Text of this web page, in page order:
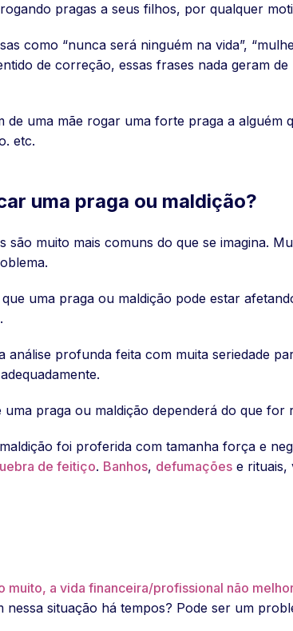
pragas a seus filhos, por qualquer
como “nunca será ninguém na vida”,
de correção, essas frases nada geram
de uma mãe rogar uma forte praga a
etc.
uma praga ou maldição?
são muito mais comuns do que se imagina.
uma praga ou maldição pode estar
análise profunda feita com muita seriedade
uma praga ou maldição dependerá do que for
foi proferida com tamanha força e
de feitiço. Banhos, defumações e rituais,
muito, a vida financeira/profissional não
nessa situação há tempos? Pode ser um